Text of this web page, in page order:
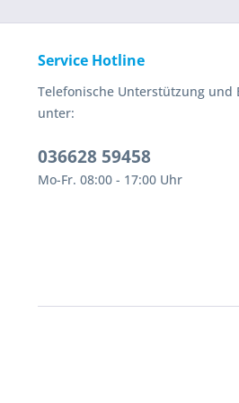
Service Hotline
Telefonische Unterstützung und
unter:
036628 59458
Mo-Fr. 08:00 - 17:00 Uhr